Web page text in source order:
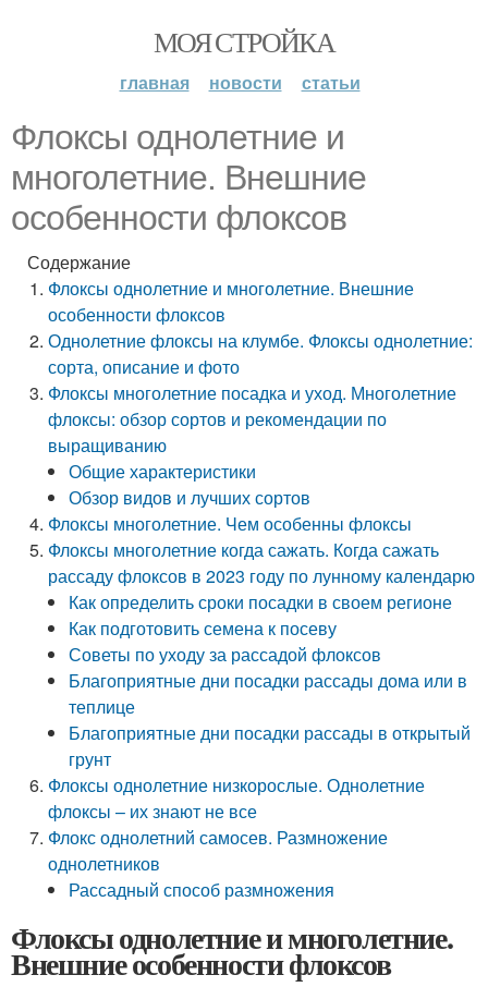
МОЯ СТРОЙКА
главная новости статьи
Флоксы однолетние и
многолетние. Внешние
особенности флоксов
Содержание
Флоксы однолетние и многолетние. Внешние
особенности флоксов
Однолетние флоксы на клумбе. Флоксы однолетние:
сорта, описание и фото
Флоксы многолетние посадка и уход. Многолетние
флоксы: обзор сортов и рекомендации по
выращиванию
Общие характеристики
Обзор видов и лучших сортов
Флоксы многолетние. Чем особенны флоксы
Флоксы многолетние когда сажать. Когда сажать
рассаду флоксов в 2023 году по лунному календарю
Как определить сроки посадки в своем регионе
Как подготовить семена к посеву
Советы по уходу за рассадой флоксов
Благоприятные дни посадки рассады дома или в
теплице
Благоприятные дни посадки рассады в открытый
грунт
Флоксы однолетние низкорослые. Однолетние
флоксы – их знают не все
Флокс однолетний самосев. Размножение
однолетников
Рассадный способ размножения
Флоксы однолетние и многолетние.
Внешние особенности флоксов